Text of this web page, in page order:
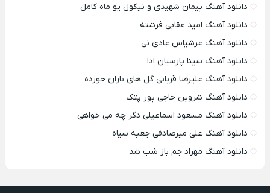
دانلود آهنگ پیمان شهیدی و نیکول یو ماه کامل
دانلود آهنگ امید عقابی فرشته
دانلود آهنگ عرشیاس عادی نی
دانلود آهنگ سینا پارسیان ادا
دانلود آهنگ علیرضا قربانی گل های باران خورده
دانلود آهنگ شروین حاجی پور پتک
دانلود آهنگ مسعود اسماعیلی دگر چه می خواهی
دانلود آهنگ علی میرصادقی جعبه سیاه
دانلود آهنگ مهراد جم باز شب شد